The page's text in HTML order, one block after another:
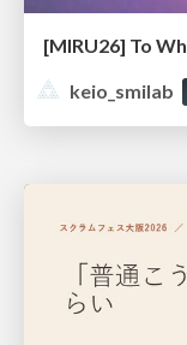
keio_smilab